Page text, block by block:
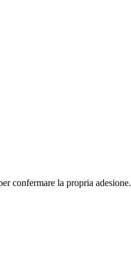
confermare la propria adesione.